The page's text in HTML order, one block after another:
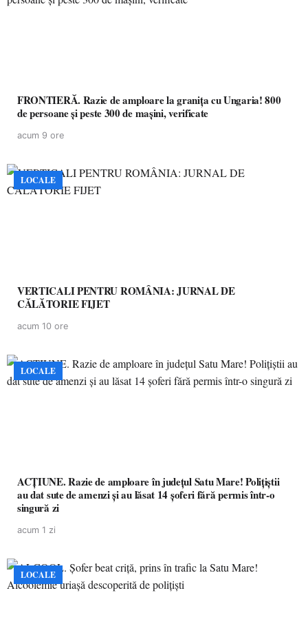
FRONTIERĂ. Razie de amploare la granița cu Ungaria! 800
de persoane și peste 300 de mașini, verificate
acum 9 ore
LOCALE
VERTICALI PENTRU ROMÂNIA: JURNAL DE
CĂLĂTORIE FIJET
acum 10 ore
LOCALE
ACȚIUNE. Razie de amploare în județul Satu Mare! Polițiștii
au dat sute de amenzi și au lăsat 14 șoferi fără permis într-o
singură zi
acum 1 zi
LOCALE